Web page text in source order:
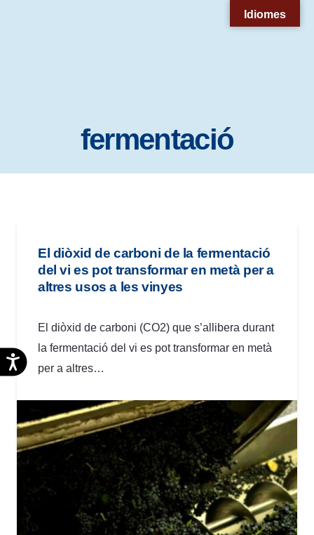
accesibilidad.
Accesibilidad
fermentació
El diòxid de carboni de la fermentació
del vi es pot transformar en metà per a
altres usos a les vinyes
El diòxid de carboni (CO2) que s’allibera durant
la fermentació del vi es pot transformar en metà
per a altres…
Idiomes